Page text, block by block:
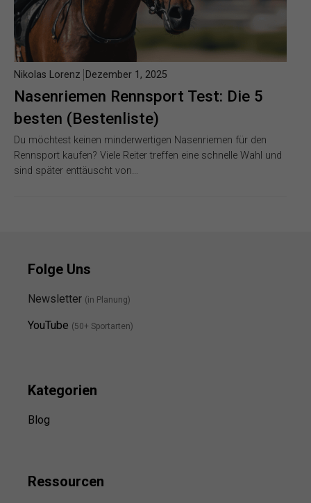
Nasenriemen Rennsport Test: Die 5
besten (Bestenliste)
Nikolas Lorenz Dezember 1, 2025
Du möchtest keinen minderwertigen Nasenriemen für den
Rennsport kaufen? Viele Reiter treffen eine schnelle Wahl und
sind später enttäuscht von…
Folge Uns
Newsletter (in Planung)
YouTube (50+ Sportarten)
Kategorien
Blog
Ressourcen